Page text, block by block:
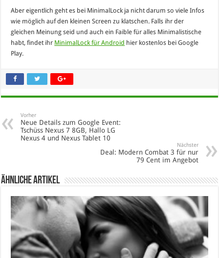
Aber eigentlich geht es bei MinimalLock ja nicht darum so viele Infos
wie möglich auf den kleinen Screen zu klatschen. Falls ihr der
gleichen Meinung seid und auch ein Faible für alles Minimalistische
habt, findet ihr MinimalLock für Android hier kostenlos bei Google
Play.
Vorher
Neue Details zum Google Event:
Tschüss Nexus 7 8GB, Hallo LG
Nexus 4 und Nexus Tablet 10
Nächster
Deal: Modern Combat 3 für nur
79 Cent im Angebot
Ähnliche Artikel